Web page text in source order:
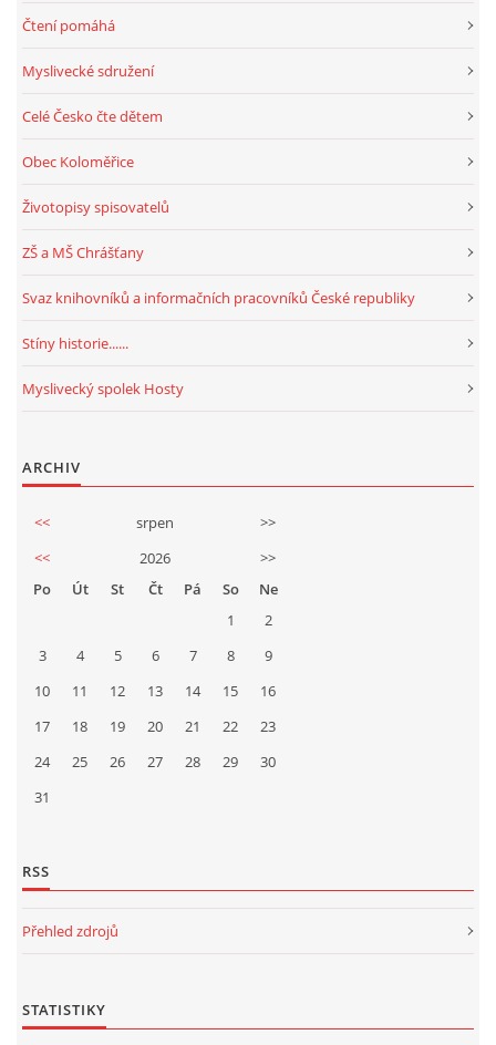
Čtení pomáhá
Myslivecké sdružení
Celé Česko čte dětem
Obec Koloměřice
Životopisy spisovatelů
ZŠ a MŠ Chrášťany
Svaz knihovníků a informačních pracovníků České republiky
Stíny historie......
Myslivecký spolek Hosty
ARCHIV
<< srpen
>>
<<
2026
>>
Po
Út St Čt Pá So
Ne
1
2
3
4 5 6 7 8
9
10
11 12 13 14 15
16
17
18 19 20 21 22
23
24
25 26 27 28 29
30
31
RSS
Přehled zdrojů
STATISTIKY